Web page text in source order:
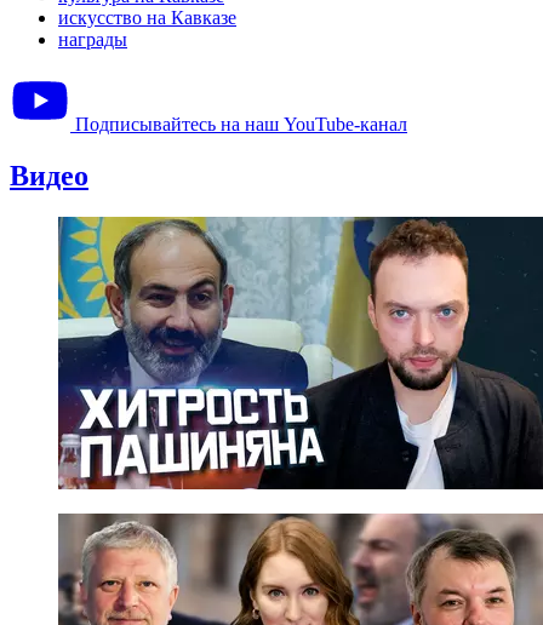
искусство на Кавказе
награды
Подписывайтесь на наш YouTube-канал
Видео